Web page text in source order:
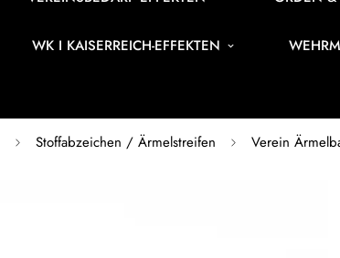
WK I KAISERREICH-EFFEKTEN
Stoffabzeichen / Ärmelstreifen Verein